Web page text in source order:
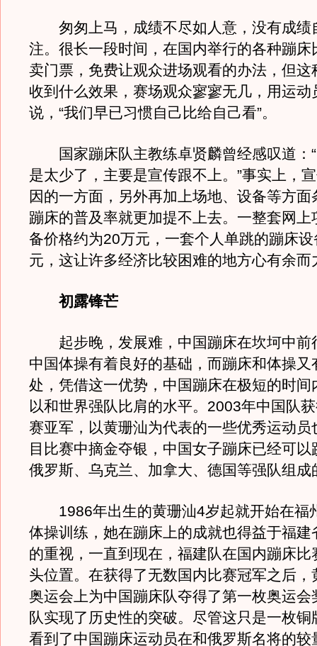
匆匆上马，成绩不尽如人意，没有成绩
注。很长一段时间，在国内举行的各种蹦床
卖门票，免费让观众进场观看的办法，但这
收到什么效果，赛场观众寥寥无几，用运动
说，“我们早已习惯自己比给自己看”。
国家蹦床队主教练卓贤麟曾经感叹道：“
是太少了，主要是宣传跟不上。”事实上，
因的一方面，另外再加上场地、设备等方面
蹦床的普及率就更加提不上去。一整套网上
备价格约为20万元，一套个人单跳的蹦床
元，这让许多经济比较困难的地方心有余而
初露锋芒
起步晚，发展难，中国蹦床在坎坷中前
中国体操有着良好的基础，而蹦床和体操又
处，凭借这一优势，中国蹦床在极短的时间
以和世界强队比肩的水平。2003年中国队
赛亚军，以黄珊汕为代表的一些优秀运动员
目比赛中摘金夺银，中国女子蹦床已经可以
俄罗斯、乌克兰、加拿大、德国等强队组成
1986年出生的黄珊汕4岁起就开始在福
体操训练，她在蹦床上的成就也得益于福建
的重视，一直到现在，福建队在国内蹦床比
头位置。在获得了无数国内比赛冠军之后，
奥运会上为中国蹦床队夺得了第一枚奥运会
队实现了历史性的突破。尽管这只是一枚铜
看到了中国蹦床运动员在和俄罗斯名将的较